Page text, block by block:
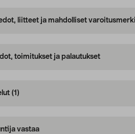
liitteet ja mahdolliset
toimitukset ja palautukset
(1)
vastaa